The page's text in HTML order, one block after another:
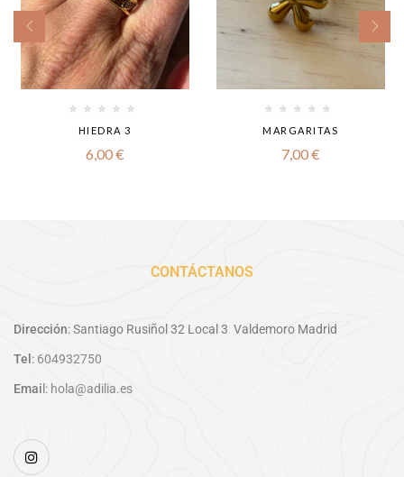
HIEDRA 3
6,00€
MARGARITAS
7,00€
CONTÁCTANOS
Dirección: Santiago Rusiñol 32 Local 3 Valdemoro Madrid
Tel : 604932750
Emai l: hola@adilia.es